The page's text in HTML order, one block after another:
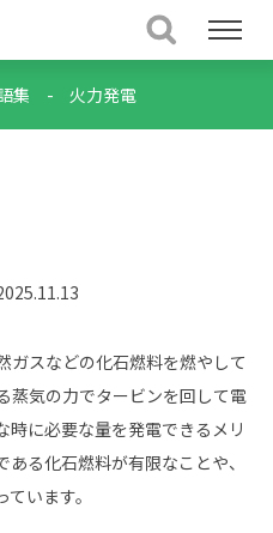
集 - 火力発電
ガスなどの化石燃料を燃やして
蒸気の力でタービンを回して電
時に必要な量を発電できるメリ
る化石燃料が有限なことや、
います。